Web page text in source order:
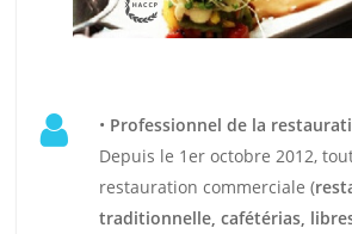
• Professionnel de la
Depuis le 1er octobre 2012,
restauration commerciale (
traditionnelle, cafétérias,